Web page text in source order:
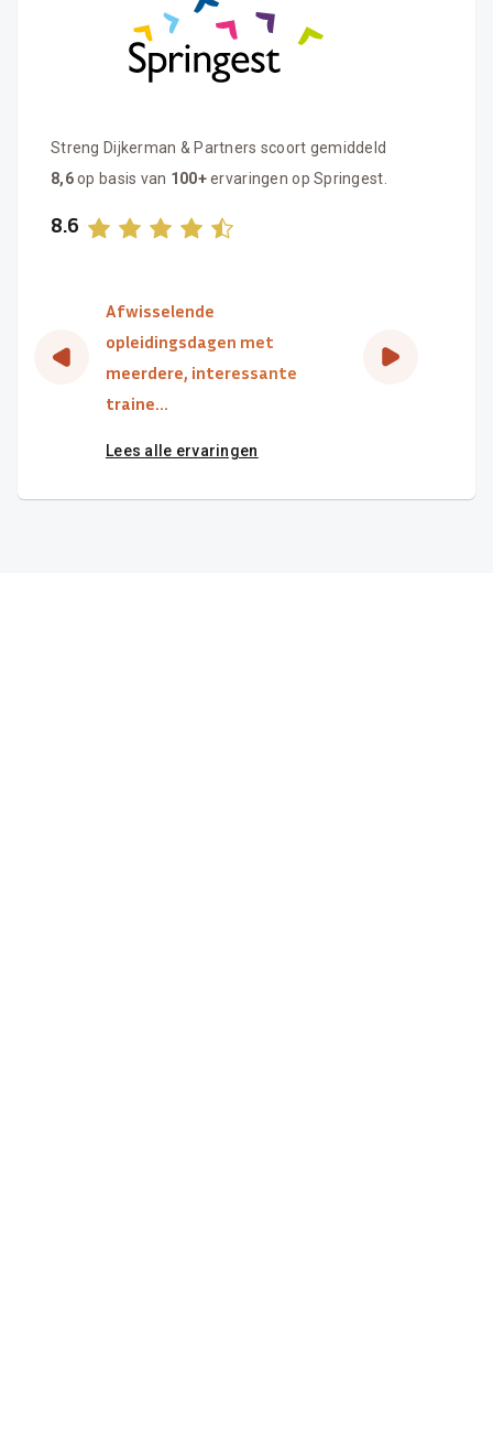
Streng Dijkerman & Partners scoort gemiddeld
8,6op basis van 100+ervaringen op Springest.
8.6
Afwisselende
opleidingsdagen met
meerdere, interessante
traine...
Lees alle ervaringen